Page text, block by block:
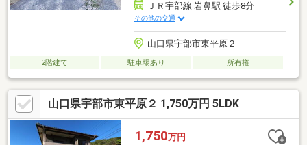
ＪＲ宇部線 岩鼻駅 徒歩8分
その他の交通
山口県宇部市東平原２
2階建て 駐車場あり 所有権
山口県宇部市東平原２ 1,750万円 5LDK
1,750万円